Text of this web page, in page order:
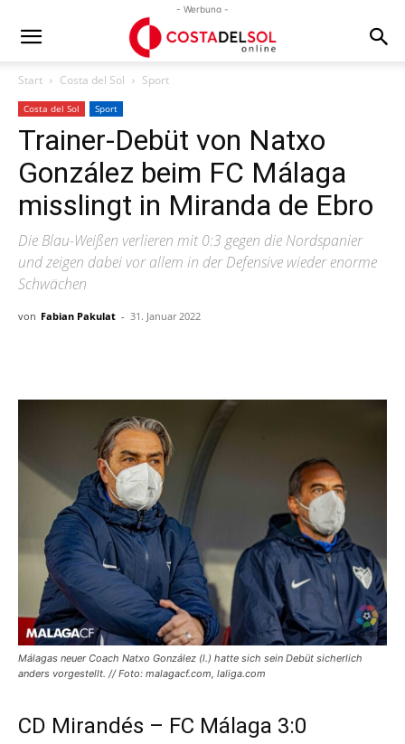
- Werbung -
Start Costa del Sol Sport
Costa del Sol Sport
Trainer-Debüt von Natxo
González beim FC Málaga
misslingt in Miranda de Ebro
Die Blau-Weißen verlieren mit 0:3 gegen die Nordspanier
und zeigen dabei vor allem in der Defensive wieder enorme
Schwächen
von Fabian Pakulat - 31. Januar 2022
Málagas neuer Coach Natxo González (l.) hatte sich sein Debüt sicherlich
anders vorgestellt. // Foto: malagacf.com, laliga.com
CD Mirandés – FC Málaga 3:0